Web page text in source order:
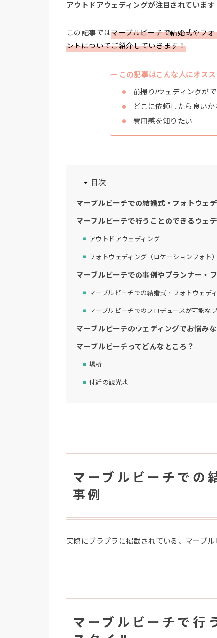
アウトドアウェディングが注目されています
この記事ではマーブルビーチで結婚式やフ
ントについてご紹介していきます！
この記事はこんな人にオス
前撮り/ウェディングが
どこに依頼したら良い
費用感を知りたい
目次
マーブルビーチでの結婚式・フォトウェ
マーブルビーチで行うことのできるウェ
アウトドアウェディング
フォトウェディング（ロケーションフォト
マーブルビーチでの事例やプランナー・
マーブルビーチでの結婚式・フォトウェデ
マーブルビーチでのプロデュースが可能な
マーブルビーチのウェディングでお悩み
マーブルビーチってどんなところ？
場所
付近の観光地
マーブルビーチでの
事例
実際にブラプラに掲載されている、マーブ
マーブルビーチで行